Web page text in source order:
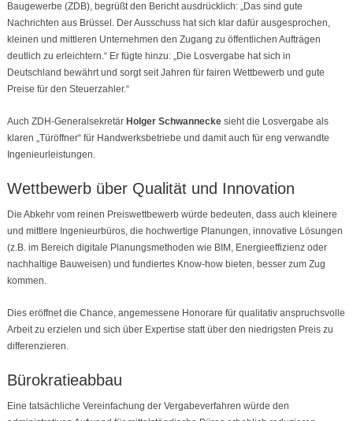
Baugewerbe (ZDB), begrüßt den Bericht ausdrücklich: „Das sind gute
Nachrichten aus Brüssel. Der Ausschuss hat sich klar dafür ausgesprochen,
kleinen und mittleren Unternehmen den Zugang zu öffentlichen Aufträgen
deutlich zu erleichtern.“ Er fügte hinzu: „Die Losvergabe hat sich in
Deutschland bewährt und sorgt seit Jahren für fairen Wettbewerb und gute
Preise für den Steuerzahler.“
Auch ZDH-Generalsekretär Holger Schwanneckesieht die Losvergabe als
klaren „Türöffner“ für Handwerksbetriebe und damit auch für eng verwandte
Ingenieurleistungen.
Wettbewerb über Qualität und Innovation
Die Abkehr vom reinen Preiswettbewerb würde bedeuten, dass auch kleinere
und mittlere Ingenieurbüros, die hochwertige Planungen, innovative Lösungen
(z.B. im Bereich digitale Planungsmethoden wie BIM, Energieeffizienz oder
nachhaltige Bauweisen) und fundiertes Know-how bieten, besser zum Zug
kommen.
Dies eröffnet die Chance, angemessene Honorare für qualitativ anspruchsvolle
Arbeit zu erzielen und sich über Expertise statt über den niedrigsten Preis zu
differenzieren.
Bürokratieabbau
Eine tatsächliche Vereinfachung der Vergabeverfahren würde den